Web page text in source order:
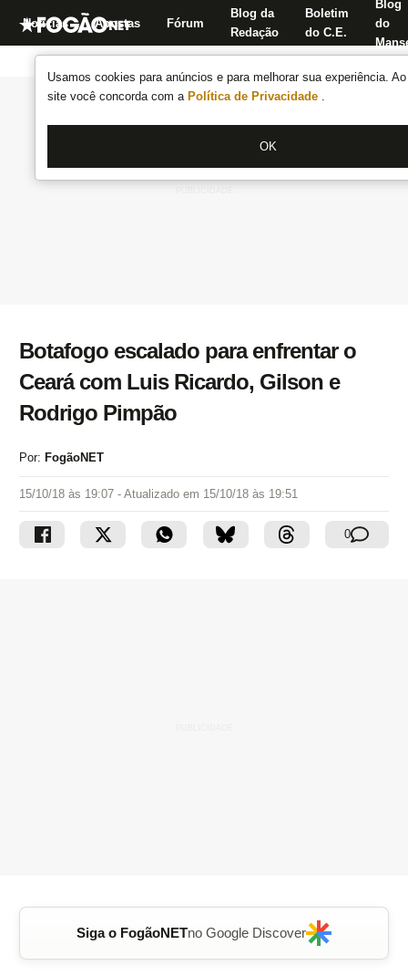
Usamos cookies para anúncios e para melhorar sua experiência.
site você concorda com a Política de Privacidade .
OK
Notícias Apostas Fórum
Blog da
Redação
Boletim
do C.E.
Blog
do
Botafogo escalado para enfrentar o
Ceará com Luis Ricardo, Gilson e
Rodrigo Pimpão
Por: FogãoNET
15/10/18 às 19:07 - Atualizado em 15/10/18 às 19:51
0
Siga o FogãoNETno Google Discover